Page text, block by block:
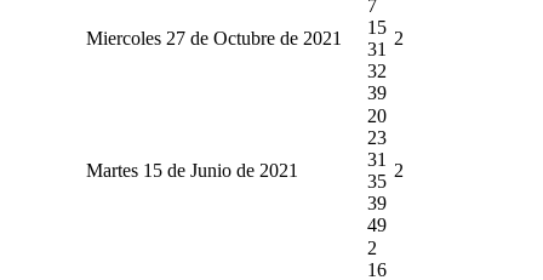
Miercoles 27 de Octubre de 2021
7
15
31
32
39
2
Martes 15 de Junio de 2021
20
23
31
35
39
49
2
2
16